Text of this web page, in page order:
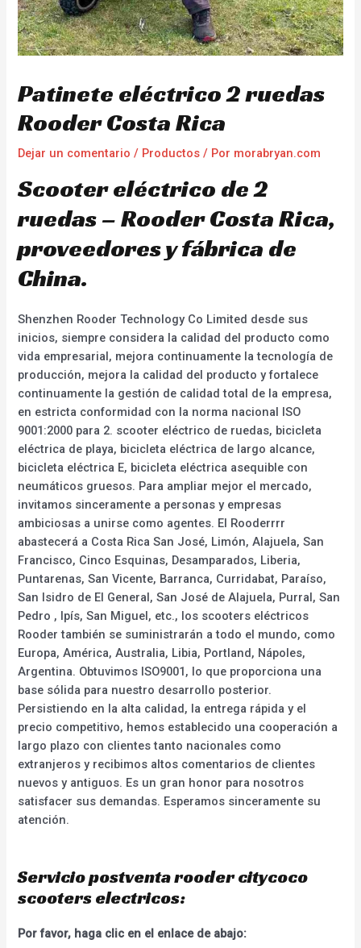
Patinete eléctrico 2 ruedas
Rooder Costa Rica
Dejar un comentario / Productos / Por morabryan.com
Scooter eléctrico de 2
ruedas – Rooder Costa Rica,
proveedores y fábrica de
China.
Shenzhen Rooder Technology Co Limited desde sus
inicios, siempre considera la calidad del producto como
vida empresarial, mejora continuamente la tecnología de
producción, mejora la calidad del producto y fortalece
continuamente la gestión de calidad total de la empresa,
en estricta conformidad con la norma nacional ISO
9001:2000 para 2. scooter eléctrico de ruedas, bicicleta
eléctrica de playa, bicicleta eléctrica de largo alcance,
bicicleta eléctrica E, bicicleta eléctrica asequible con
neumáticos gruesos. Para ampliar mejor el mercado,
invitamos sinceramente a personas y empresas
ambiciosas a unirse como agentes. El Rooderrrr
abastecerá a Costa Rica San José, Limón, Alajuela, San
Francisco, Cinco Esquinas, Desamparados, Liberia,
Puntarenas, San Vicente, Barranca, Curridabat, Paraíso,
San Isidro de El General, San José de Alajuela, Purral, San
Pedro , Ipís, San Miguel, etc., los scooters eléctricos
Rooder también se suministrarán a todo el mundo, como
Europa, América, Australia, Libia, Portland, Nápoles,
Argentina. Obtuvimos ISO9001, lo que proporciona una
base sólida para nuestro desarrollo posterior.
Persistiendo en la alta calidad, la entrega rápida y el
precio competitivo, hemos establecido una cooperación a
largo plazo con clientes tanto nacionales como
extranjeros y recibimos altos comentarios de clientes
nuevos y antiguos. Es un gran honor para nosotros
satisfacer sus demandas. Esperamos sinceramente su
atención.
Servicio postventa rooder citycoco
scooters electricos:
Por favor, haga clic en el enlace de abajo: